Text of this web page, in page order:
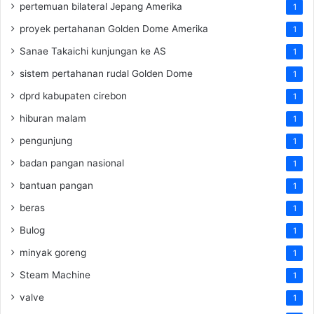
pertemuan bilateral Jepang Amerika 1
proyek pertahanan Golden Dome Amerika 1
Sanae Takaichi kunjungan ke AS 1
sistem pertahanan rudal Golden Dome 1
dprd kabupaten cirebon 1
hiburan malam 1
pengunjung 1
badan pangan nasional 1
bantuan pangan 1
beras 1
Bulog 1
minyak goreng 1
Steam Machine 1
valve 1